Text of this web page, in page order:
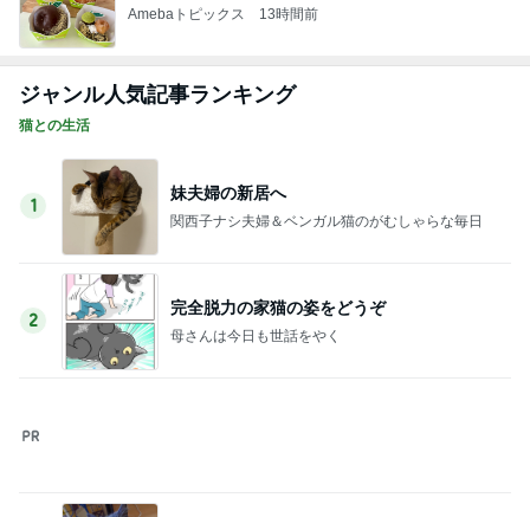
3
うちの魔王さま。
4
明日は秘密の譲渡会！＆待機チマチマ♪ドレミ
の歌
ＮＰＯ法人ねこけん Official Blog
5
熱烈プロポーズ！島江ちゃん正式譲渡のご報
告
ニャンこまルームへようこそ
レジェンド松下のなんでもプレゼン！